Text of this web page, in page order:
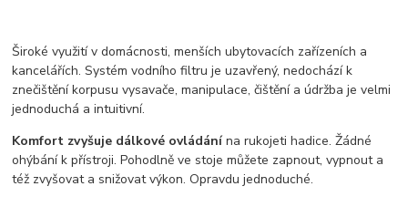
Široké využití v domácnosti, menších ubytovacích zařízeních a
kancelářích. Systém vodního filtru je uzavřený, nedochází k
znečištění korpusu vysavače, manipulace, čištění a údržba je velmi
jednoduchá a intuitivní.
Komfort zvyšuje dálkové ovládánína rukojeti hadice. Žádné
ohýbání k přístroji. Pohodlně ve stoje můžete zapnout, vypnout a
též zvyšovat a snižovat výkon. Opravdu jednoduché.